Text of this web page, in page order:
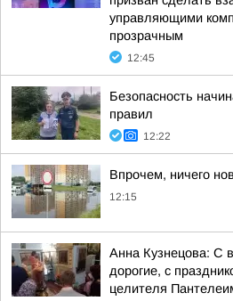
управляющими
прозрачным
12:45
Безопасность
правил
12:22
Впрочем, ничего
12:15
Анна Кузнецова: С
дорогие, с
целителя